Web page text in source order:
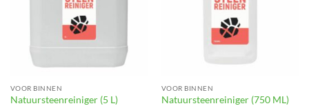
VOOR BINNEN
Natuursteenreiniger (5 L)
VOOR BINNEN
Natuursteenreiniger (750 ML)